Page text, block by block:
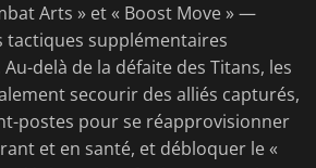
Arts » et « Boost Move » —
supplémentaires
delà de la défaite des Titans, les
secourir des alliés capturés,
postes pour se réapprovisionner
et en santé, et débloquer le «